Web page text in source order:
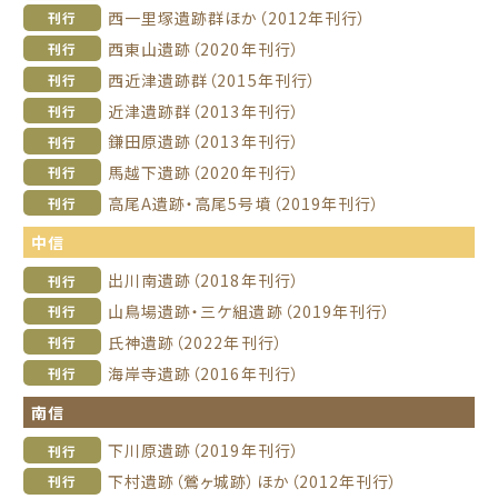
刊行 西一里塚遺跡群ほか（2012年刊行）
刊行 西東山遺跡（2020年刊行）
刊行 西近津遺跡群（2015年刊行）
刊行 近津遺跡群（2013年刊行）
刊行 鎌田原遺跡（2013年刊行）
刊行 馬越下遺跡（2020年刊行）
刊行
高尾A遺跡・高尾5号墳（2019年刊行）
中信
刊行 出川南遺跡（2018年刊行）
刊行 山鳥場遺跡・三ケ組遺跡（2019年刊行）
刊行 氏神遺跡（2022年刊行）
刊行
海岸寺遺跡（2016年刊行）
南信
刊行 下川原遺跡（2019年刊行）
刊行 下村遺跡（鶯ヶ城跡）ほか（2012年刊行）